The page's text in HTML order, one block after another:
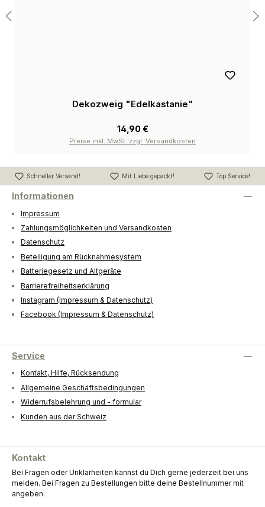
Dekozweig "Edelkastanie"
14,90 €
Preise inkl. MwSt. zzgl. Versandkosten
Schneller Versand! Mit Liebe gepackt! Top Service!
Informationen
Impressum
Zahlungsmöglichkeiten und Versandkosten
Datenschutz
Beteiligung am Rücknahmesystem
Batteriegesetz und Altgeräte
Barrierefreiheitserklärung
Instagram (Impressum & Datenschutz)
Facebook (Impressum & Datenschutz)
Service
Kontakt, Hilfe, Rücksendung
Allgemeine Geschäftsbedingungen
Widerrufsbelehrung und - formular
Kunden aus der Schweiz
Kontakt
Bei Fragen oder Unklarheiten kannst du Dich gerne jederzeit bei uns
melden. Bei Fragen zu Bestellungen bitte deine Bestellnummer mit
angeben.